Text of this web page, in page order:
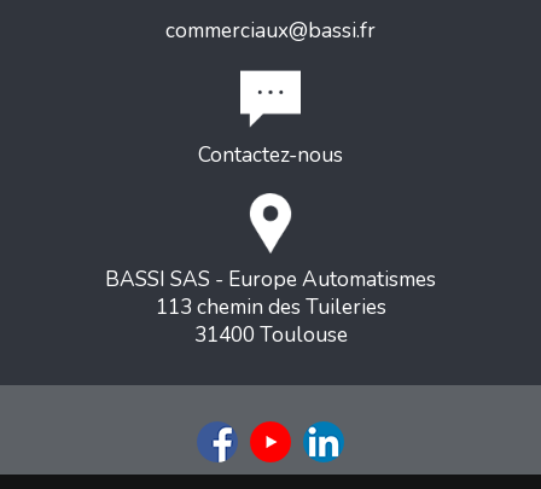
commerciaux@bassi.fr
Contactez-nous
BASSI SAS - Europe Automatismes
113 chemin des Tuileries
31400 Toulouse